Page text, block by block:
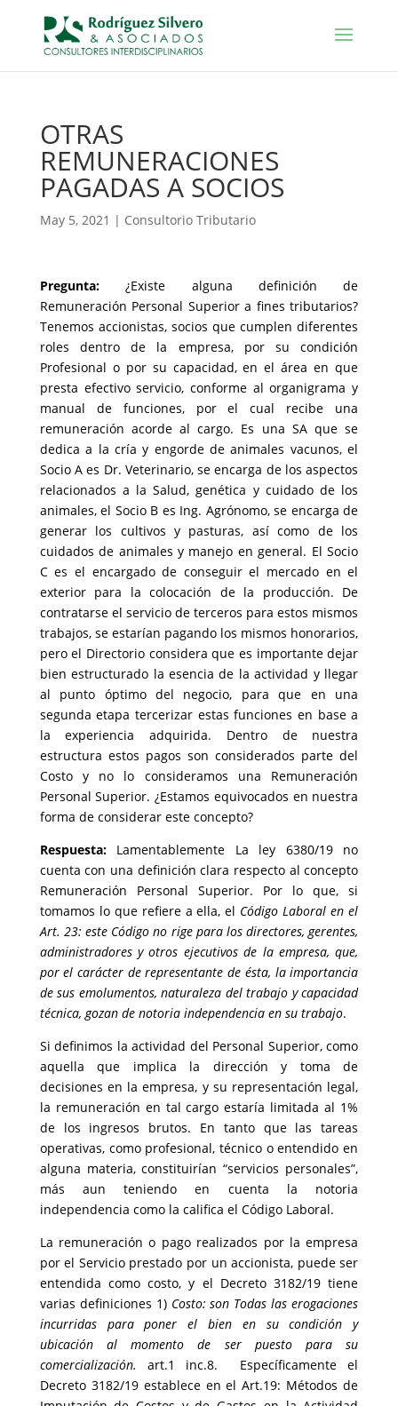
OTRAS
REMUNERACIONES
PAGADAS A SOCIOS
May 5, 2021 | Consultorio Tributario
Pregunta:¿Existe alguna definición de
Remuneración Personal Superior a fines tributarios?
Tenemos accionistas, socios que cumplen diferentes
roles dentro de la empresa, por su condición
Profesional o por su capacidad, en el área en que
presta efectivo servicio, conforme al organigrama y
manual de funciones, por el cual recibe una
remuneración acorde al cargo. Es una SA que se
dedica a la cría y engorde de animales vacunos, el
Socio A es Dr. Veterinario, se encarga de los aspectos
relacionados a la Salud, genética y cuidado de los
animales, el Socio B es Ing. Agrónomo, se encarga de
generar los cultivos y pasturas, así como de los
cuidados de animales y manejo en general. El Socio
C es el encargado de conseguir el mercado en el
exterior para la colocación de la producción. De
contratarse el servicio de terceros para estos mismos
trabajos, se estarían pagando los mismos honorarios,
pero el Directorio considera que es importante dejar
bien estructurado la esencia de la actividad y llegar
al punto óptimo del negocio, para que en una
segunda etapa tercerizar estas funciones en base a
la experiencia adquirida. Dentro de nuestra
estructura estos pagos son considerados parte del
Costo y no lo consideramos una Remuneración
Personal Superior. ¿Estamos equivocados en nuestra
forma de considerar este concepto?
Respuesta:Lamentablemente La ley 6380/19 no
cuenta con una definición clara respecto al concepto
Remuneración Personal Superior. Por lo que, si
tomamos lo que refiere a ella, el Código Laboral en el
Art. 23: este Código no rige para los directores, gerentes,
administradores y otros ejecutivos de la empresa, que,
por el carácter de representante de ésta, la importancia
de sus emolumentos, naturaleza del trabajo y capacidad
técnica, gozan de notoria independencia en su trabajo.
Si definimos la actividad del Personal Superior, como
aquella que implica la dirección y toma de
decisiones en la empresa, y su representación legal,
la remuneración en tal cargo estaría limitada al 1%
de los ingresos brutos. En tanto que las tareas
operativas, como profesional, técnico o entendido en
alguna materia, constituirían “servicios personales”,
más aun teniendo en cuenta la notoria
independencia como la califica el Código Laboral.
La remuneración o pago realizados por la empresa
por el Servicio prestado por un accionista, puede ser
entendida como costo, y el Decreto 3182/19 tiene
varias definiciones 1) Costo: son Todas las erogaciones
incurridas para poner el bien en su condición y
ubicación al momento de ser puesto para su
comercialización. art.1 inc.8. Específicamente el
Decreto 3182/19 establece en el Art.19: Métodos de